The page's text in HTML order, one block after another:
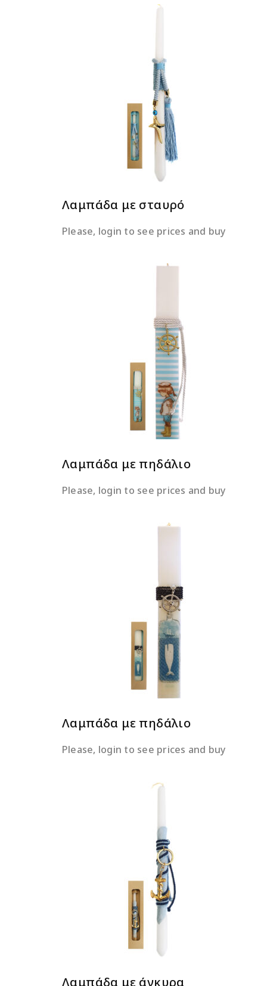
ΔΙΑΒΆΣΤΕ ΠΕΡΙΣΣΌΤΕΡΑ
Λαμπάδα με σταυρό
Please, login to see prices and buy
ΔΙΑΒΆΣΤΕ ΠΕΡΙΣΣΌΤΕΡΑ
Λαμπάδα με πηδάλιο
Please, login to see prices and buy
ΔΙΑΒΆΣΤΕ ΠΕΡΙΣΣΌΤΕΡΑ
Λαμπάδα με πηδάλιο
Please, login to see prices and buy
ΔΙΑΒΆΣΤΕ ΠΕΡΙΣΣΌΤΕΡΑ
Λαμπάδα με άγκυρα